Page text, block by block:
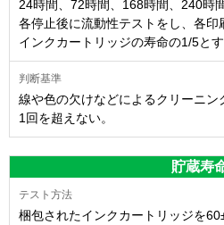
24時間、72時間、168時間、240時
各停止後に流動性テストをし、各印
インクカートリッジの寿命の1/5とす
線や色の欠けなどによるクリーニン
1回を超えない。
貯蔵寿
梱包されたインクカートリッジを